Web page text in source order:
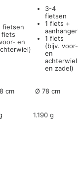
fietsen
fiets
en
3-4
fietsen
1 fiets +
aanhanger
1 fiets
(bijv. voor-
en
achterwiel
en zadel)
cm Ø 78 cm
1.190 g